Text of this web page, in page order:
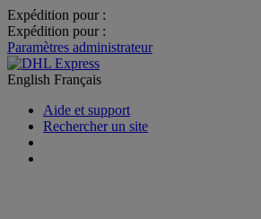
Expédition pour :
Expédition pour :
Paramètres administrateur
English Français
Aide et support
Rechercher un site